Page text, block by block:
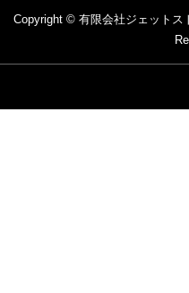
Copyright © 有限会社ジェットス